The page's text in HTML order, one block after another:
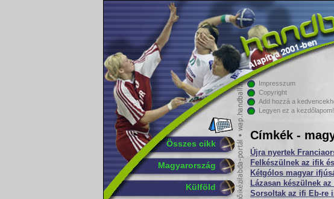
Összes cikk
Magyarország
Külföld
Impresszum
Copyright
Add hozzá a
Legyen ez a kezdőlapom!
Címkék -
Újra nyertek
Felkészülnek az ifik
Kétgólos magyar
Lázasan készülnek
Sorsoltak az ifi Eb-re